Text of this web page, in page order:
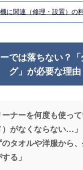
に関連（修理・設置）の
では落ちない？
グ」が必要な理由
ーナーを何度も使っ
がなくならない…」
のタオルや洋服から
る」